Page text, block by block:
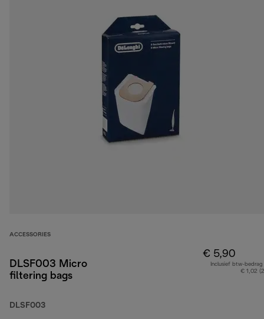
ACCESSORIES
DLSF003 Micro
filtering bags
DLSF003
€ 5,90
Inclusief btw-bedrag
€ 1,02